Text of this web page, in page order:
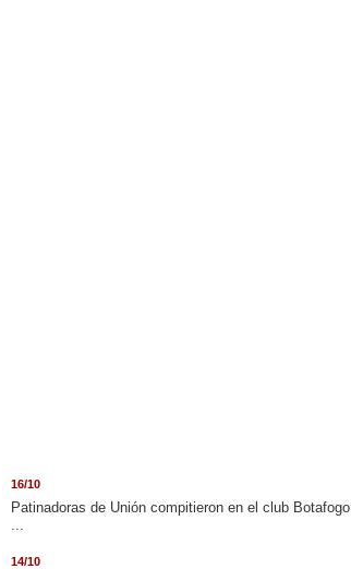
16/10
Patinadoras de Unión compitieron en el club Botafogo
...
14/10